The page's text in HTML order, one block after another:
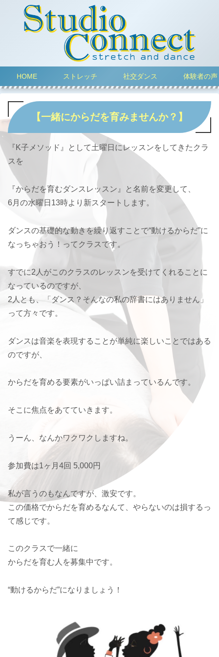
HOME ストレッチ 社交ダンス 体験者の声
【一緒にからだを育みませんか？】
『K子メソッド』として土曜日にレッスンをしてきたクラ
スを
『からだを育むダンスレッスン』と名前を変更して、
6月の水曜日13時より新スタートします。
ダンスの基礎的な動きを繰り返すことで“動けるからだ”に
なっちゃおう！ってクラスです。
すでに2人がこのクラスのレッスンを受けてくれることに
なっているのですが、
2人とも、「ダンス？そんなの私の辞書にはありません」
って方々です。
ダンスは音楽を表現することが単純に楽しいことではある
のですが、
からだを育める要素がいっぱい詰まっているんです。
そこに焦点をあてていきます。
うーん、なんかワクワクしますね。
参加費は1ヶ月4回 5,000円
私が言うのもなんですが、激安です。
この価格でからだを育めるなんて、やらないのは損するっ
て感じです。
このクラスで一緒に
からだを育む人を募集中です。
“動けるからだ”になりましょう！